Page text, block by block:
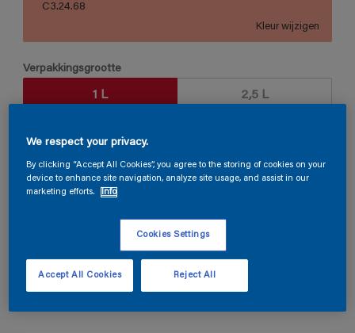
C3.24.68
Kleur wijzigen
Verpakkingsgrootte
1 L 2,5 L
Aantal Verfcalculator
Bereken
We respect your privacy.
By clicking “Accept All Cookies”, you agree to the storing of cookies on your
device to enhance site navigation, analyze site usage, and assist in our
marketing efforts.
Info
Cookies Settings
Reject All
Accept All Cookies